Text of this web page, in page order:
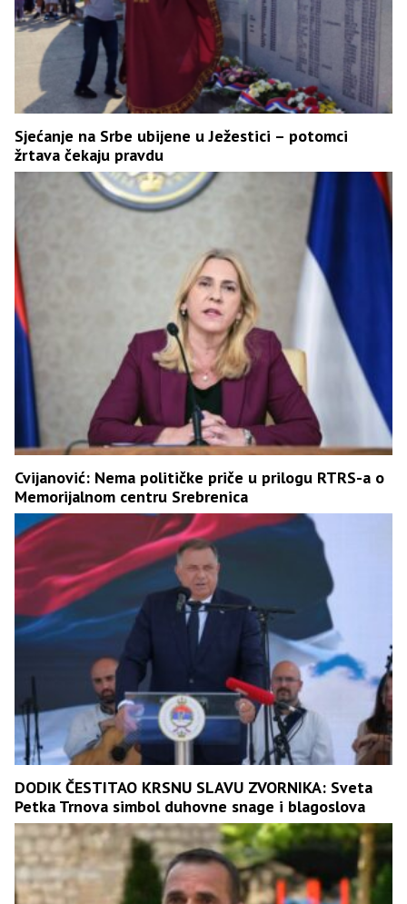
Sjećanje na Srbe ubijene u Ježestici – potomci
žrtava čekaju pravdu
Cvijanović: Nema političke priče u prilogu RTRS-a o
Memorijalnom centru Srebrenica
DODIK ČESTITAO KRSNU SLAVU ZVORNIKA: Sveta
Petka Trnova simbol duhovne snage i blagoslova